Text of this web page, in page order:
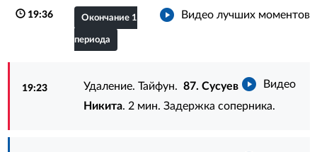
19:36 Видео лучших моментов
Окончание 1
периода
19:23 Видео
Удаление. Тайфун.87. Сусуев
Никита. 2 мин. Задержка соперника.